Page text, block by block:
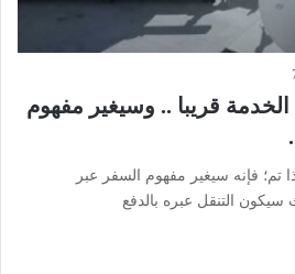
قريبا .. وسيغير مفهوم
تم؛ فإنه سيغير مفهوم السفر عبر
التنقل عبره بالدفع